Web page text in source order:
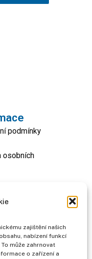
zajištění našich
nabízení funkcí
může zahrnovat
o zařízení a
podmínky
osobních